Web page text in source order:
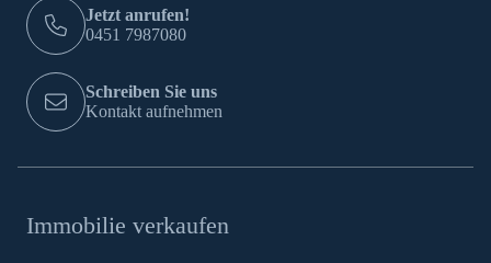
Jetzt anrufen!
0451 7987080
Schreiben Sie uns
Kontakt aufnehmen
Immobilie verkaufen